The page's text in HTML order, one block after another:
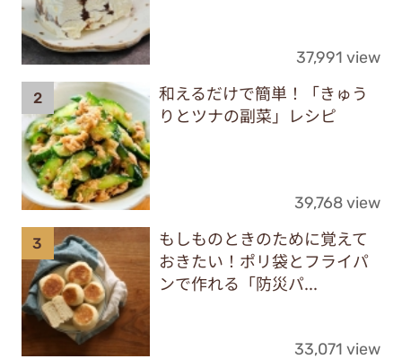
37,991 view
和えるだけで簡単！「きゅう
りとツナの副菜」レシピ
39,768 view
もしものときのために覚えて
おきたい！ポリ袋とフライパ
ンで作れる「防災パ...
33,071 view